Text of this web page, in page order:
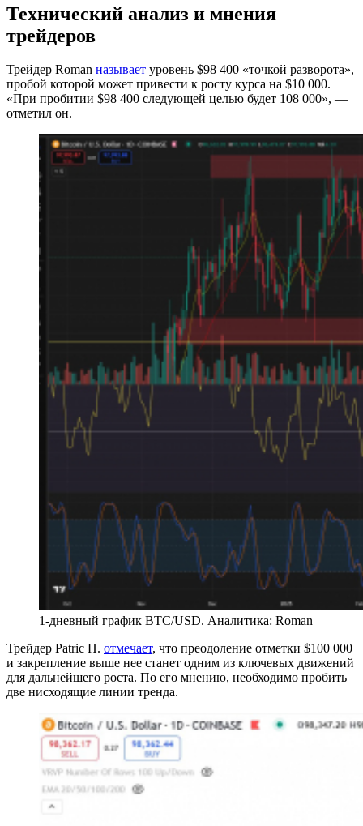
Технический анализ и мнения
трейдеров
Трейдер Roman называет уровень $98 400 «точкой разворота»,
пробой которой может привести к росту курса на $10 000.
«При пробитии $98 400 следующей целью будет 108 000», —
отметил он.
1-дневный график BTC/USD. Аналитика: Roman
Трейдер Patric H. отмечает, что преодоление отметки $100 000
и закрепление выше нее станет одним из ключевых движений
для дальнейшего роста. По его мнению, необходимо пробить
две нисходящие линии тренда.